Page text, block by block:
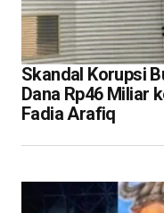
Skandal Korupsi
Dana Rp46 Miliar
Fadia Arafiq